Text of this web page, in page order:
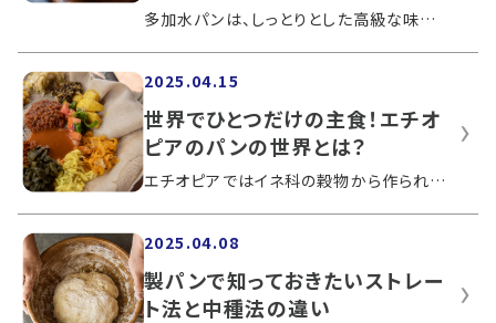
多加水パンは、しっとりとした高級な味わいに仕上がります。作ってみたいと挑戦する方も多いかもしれません。生地の扱いが難しい多加水パン...
2025.04.15
世界でひとつだけの主食！エチオ
ピアのパンの世界とは？
エチオピアではイネ科の穀物から作られるインジェラという独自のパンを主食としていることで有名です。またインジェラの他にダボというパン...
2025.04.08
製パンで知っておきたいストレー
ト法と中種法の違い